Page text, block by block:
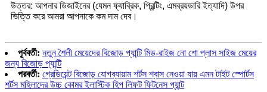
উত্তর: আপনার ডিজাইনের (যেমন ফ্যাব্রিক, প্রিন্টিং, এমব্রয়ডারি ইত্যাদি) উপর
ভিত্তি করে আমরা আপনাকে কম দাম দেব।
পূর্ববর্তী: নতুন শৈলী মেয়েদের বিজোড় প্যান্টি মিড-রাইজ নো শো প্লাস সাইজ মেয়ের
জন্য বিজোড় প্যান্টি
পরবর্তী: গ্রেডিয়েন্ট বিজোড় যোগব্যায়াম শর্টস শ্বাস নেওয়া যায় এমন টাইট স্পোর্টস
শর্টস মহিলাদের উচ্চ কোমর ইলাস্টিক হিপ লিফট ফিটনেস প্যান্ট